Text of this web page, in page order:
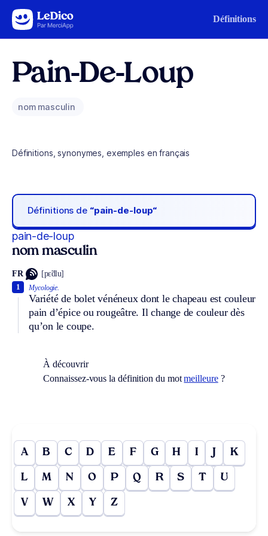
Aller au contenu Définitions
Pain-De-Loup
nom masculin
Définitions, synonymes, exemples en français
Définitions de “pain-de-loup“
pain-de-loup
nom masculin
FR [pɛ̃dlu]
Mycologie.
Variété de bolet vénéneux dont le chapeau est couleur
pain d’épice ou rougeâtre. Il change de couleur dès
qu’on le coupe.
1
À découvrir
Connaissez-vous la définition du motmeilleure?
A B C D E F G H I J K
L M N O P Q R S T U
V W X Y Z